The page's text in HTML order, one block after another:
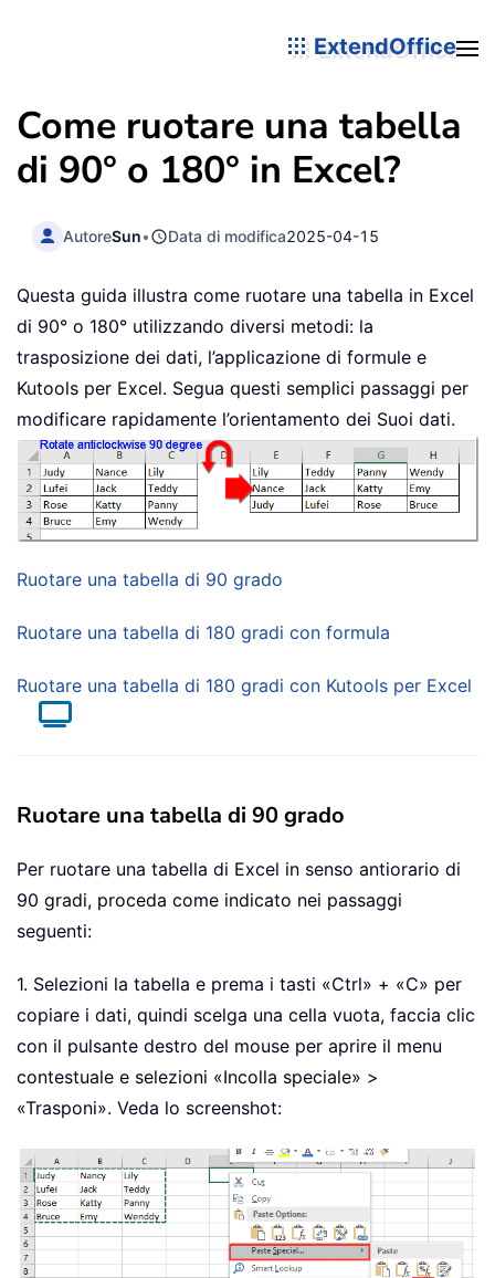
ExtendOffice
Come ruotare una tabella
di 90° o 180° in Excel?
AutoreSun• Data di modifica2025-04-15
Questa guida illustra come ruotare una tabella in Excel
di 90° o 180° utilizzando diversi metodi: la
trasposizione dei dati, l’applicazione di formule e
Kutools per Excel. Segua questi semplici passaggi per
modificare rapidamente l’orientamento dei Suoi dati.
Ruotare una tabella di 90 grado
Ruotare una tabella di 180 gradi con formula
Ruotare una tabella di 180 gradi con Kutools per Excel
Ruotare una tabella di 90 grado
Per ruotare una tabella di Excel in senso antiorario di
90 gradi, proceda come indicato nei passaggi
seguenti:
1. Selezioni la tabella e prema i tasti «Ctrl» + «C» per
copiare i dati, quindi scelga una cella vuota, faccia clic
con il pulsante destro del mouse per aprire il menu
contestuale e selezioni «Incolla speciale» >
«Trasponi». Veda lo screenshot: